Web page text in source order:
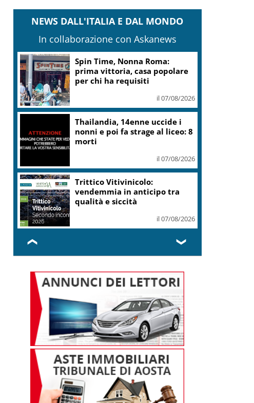
NEWS DALL'ITALIA E DAL MONDO
In collaborazione con Askanews
Spin Time, Nonna Roma:
prima vittoria, casa popolare
per chi ha requisiti
il 07/08/2026
Thailandia, 14enne uccide i
nonni e poi fa strage al liceo: 8
morti
il 07/08/2026
Trittico Vitivinicolo:
vendemmia in anticipo tra
qualità e siccità
il 07/08/2026
❮ ❯